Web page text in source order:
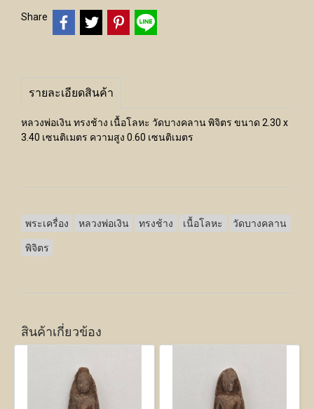
Share
รายละเอียดสินค้า
หลวงพ่อเงิน ทรงช้าง เนื้อโลหะ วัดบางคลาน พิจิตร ขนาด 2.30 x
3.40 เซนติเมตร ความสูง 0.60 เซนติเมตร
พระเครื่อง หลวงพ่อเงิน ทรงช้าง เนื้อโลหะ วัดบางคลาน
พิจิตร
สินค้าเกี่ยวข้อง